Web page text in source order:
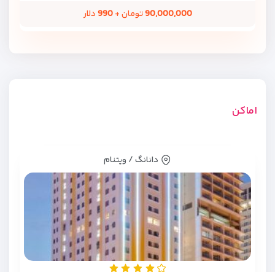
90,000,000تومان +990دلار
اماکن
دانانگ / ویتنام